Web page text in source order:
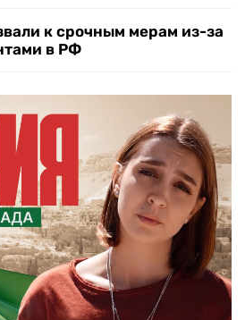
к срочным мерам из-за
в РФ